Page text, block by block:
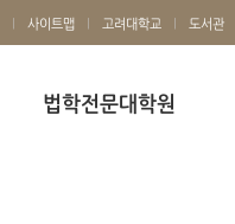
사이트맵 고려대학교 도서관
법학전문대학원